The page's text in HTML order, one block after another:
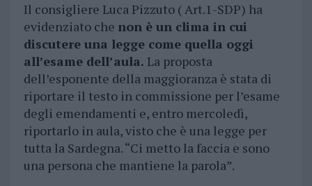
Il consigliere Luca Pizzuto ( Art.1-SDP) ha
evidenziato che non è un clima in cui
discutere una legge come quella oggi
all’esame dell’aula. La proposta
dell’esponente della maggioranza è stata di
riportare il testo in commissione per l’esame
degli emendamenti e, entro mercoledì,
riportarlo in aula, visto che è una legge per
tutta la Sardegna. “Ci metto la faccia e sono
una persona che mantiene la parola”.